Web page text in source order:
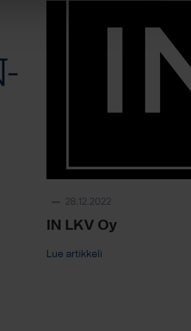
28.12.2022
IN LKV Oy
Lue artikkeli